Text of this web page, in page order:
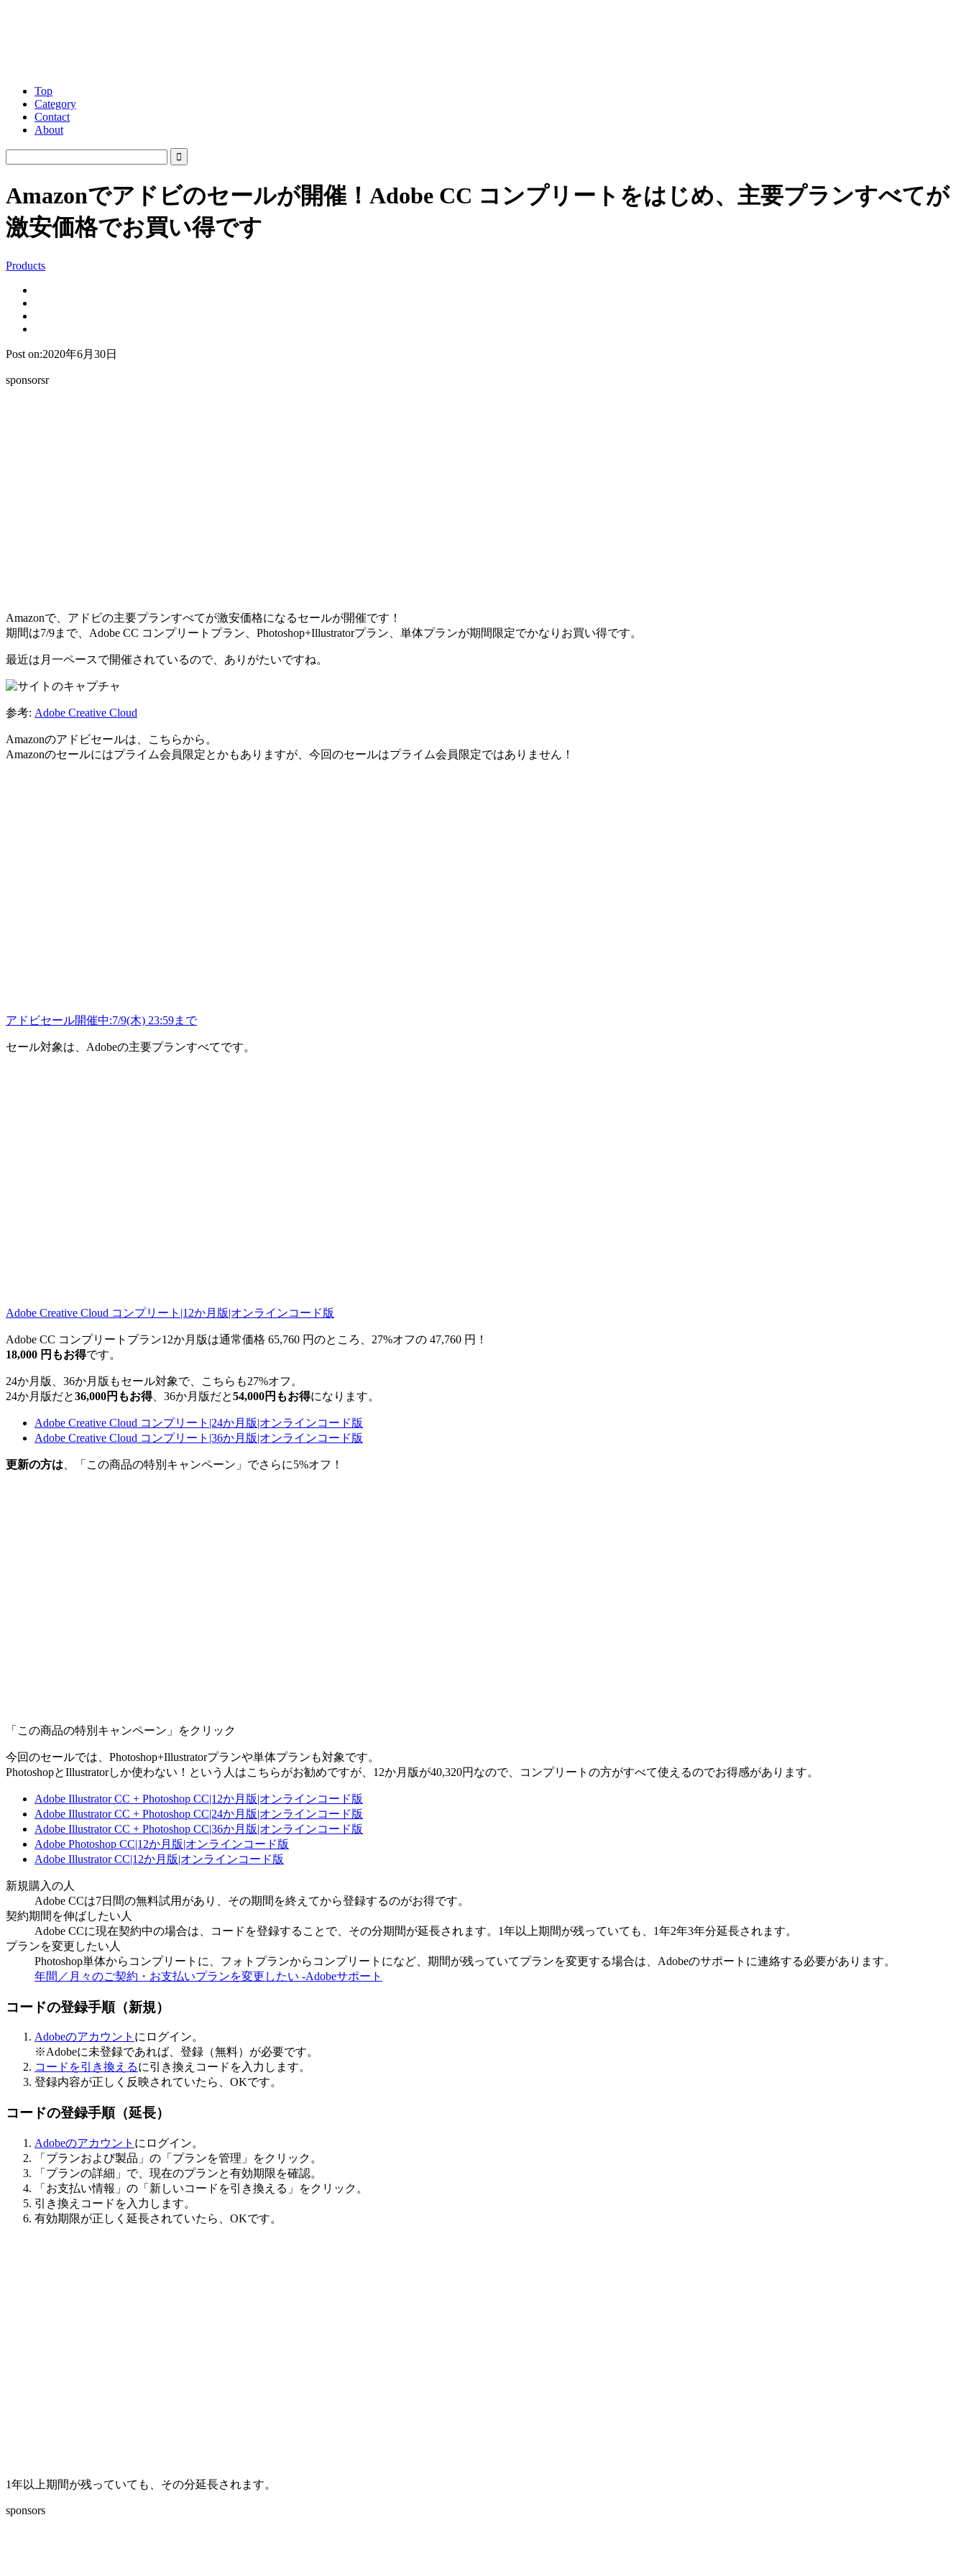
Top
Category
Contact
About
Amazonでアドビのセールが開催！Adobe CC コンプリートをはじめ、主要プランすべてが
激安価格でお買い得です
Products
Post on:2020年6月30日
sponsorsr
Amazonで、アドビの主要プランすべてが激安価格になるセールが開催です！
期間は7/9まで、Adobe CC コンプリートプラン、Photoshop+Illustratorプラン、単体プランが期間限定でかなりお買い得です。
最近は月一ペースで開催されているので、ありがたいですね。
参考: Adobe Creative Cloud
Amazonのアドビセールは、こちらから。
Amazonのセールにはプライム会員限定とかもありますが、今回のセールはプライム会員限定ではありません！
アドビセール開催中:7/9(木) 23:59まで
セール対象は、Adobeの主要プランすべてです。
Adobe Creative Cloud コンプリート|12か月版|オンラインコード版
Adobe CC コンプリートプラン12か月版は通常価格 65,760 円のところ、27%オフの 47,760 円！
18,000 円もお得です。
24か月版、36か月版もセール対象で、こちらも27%オフ。
24か月版だと36,000円もお得、36か月版だと54,000円もお得になります。
Adobe Creative Cloud コンプリート|24か月版|オンラインコード版
Adobe Creative Cloud コンプリート|36か月版|オンラインコード版
更新の方は 、「この商品の特別キャンペーン」でさらに5%オフ！
「この商品の特別キャンペーン」をクリック
今回のセールでは、Photoshop+Illustratorプランや単体プランも対象です。
PhotoshopとIllustratorしか使わない！という人はこちらがお勧めですが、12か月版が40,320円なので、コンプリートの方がすべて使えるのでお得感があります。
Adobe Illustrator CC + Photoshop CC|12か月版|オンラインコード版
Adobe Illustrator CC + Photoshop CC|24か月版|オンラインコード版
Adobe Illustrator CC + Photoshop CC|36か月版|オンラインコード版
Adobe Photoshop CC|12か月版|オンラインコード版
Adobe Illustrator CC|12か月版|オンラインコード版
新規購入の人
Adobe CCは7日間の無料試用があり、その期間を終えてから登録するのがお得です。
契約期間を伸ばしたい人
Adobe CCに現在契約中の場合は、コードを登録することで、その分期間が延長されます。1年以上期間が残っていても、1年2年3年分延長されます。
プランを変更したい人
Photoshop単体からコンプリートに、フォトプランからコンプリートになど、期間が残っていてプランを変更する場合は、Adobeのサポートに連絡する必要があります。
年間／月々のご契約・お支払いプランを変更したい -Adobeサポート
コードの登録手順（新規）
Adobeのアカウント にログイン。
※Adobeに未登録であれば、登録（無料）が必要です。
コードを引き換えるに引き換えコードを入力します。
登録内容が正しく反映されていたら、OKです。
コードの登録手順（延長）
Adobeのアカウント にログイン。
「プランおよび製品」の「プランを管理」をクリック。
「プランの詳細」で、現在のプランと有効期限を確認。
「お支払い情報」の「新しいコードを引き換える」をクリック。
引き換えコードを入力します。
有効期限が正しく延長されていたら、OKです。
1年以上期間が残っていても、その分延長されます。
sponsors